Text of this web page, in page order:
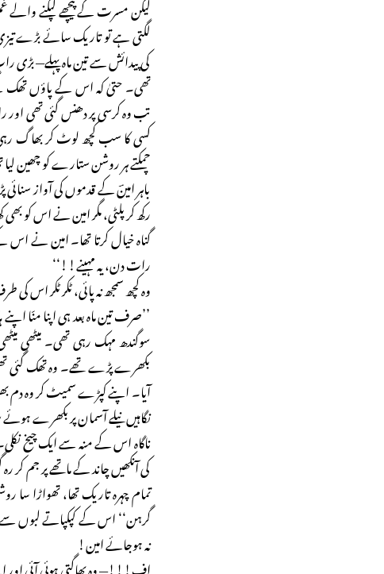
لیکن مسرت کے پیچھے لپکنے
لگتی ہے تو تاریک سائے بڑے
کی پیدائش سے تین ماہ پہلے— بڑی
تھی۔ حتیٰ کہ اس کے پاؤں تھک
تب وہ کرسی پر دھنس گئی تھی
کسی کا سب کچھ لوٹ کر بھاگ
چمکتے ہر روشن ستارے کو چھین لیا
باہر امینؔ کے قدموں کی آواز سنائی
رکھ کر پلٹی، مگر امین نے اس کو بھی
گناہ خیال کرتا تھا۔ امین نے اس
رات دن، یہ مہینے!!‘‘
وہ کچھ سمجھ نہ پائی، ٹکر ٹکر اس
’’صرف تین ماہ بعد ہی اپنا منّا
سوگندھ مہک رہی تھی۔ میٹھی
بکھرے پڑے تھے۔ وہ تھک گئی
آیا۔ اپنے کپڑے سمیٹ کر وہ
نگاہیں نیلے آسمان پر بکھرے
ناگاہ اس کے منہ سے ایک چیخ
کی آنکھیں چاند کے ماتھے پر جم کر
تمام چہرہ تاریک تھا، تھواڑا سا
گرہن‘‘ اس کے کپکپاتے لبوں سے
نہ ہوجائے امین!
اف!!!— وہ بھاگتی ہوئی آئی اور